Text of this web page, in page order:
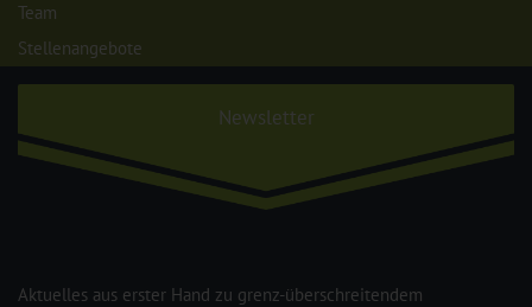
Team
Stellenangebote
Newsletter
Aktuelles aus erster Hand zu grenz-überschreitendem